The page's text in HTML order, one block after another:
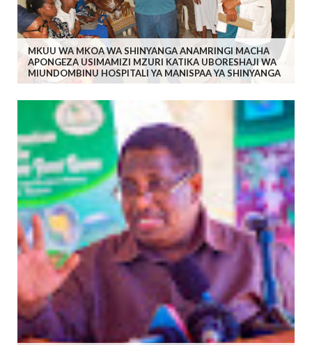
MKUU WA MKOA WA SHINYANGA ANAMRINGI MACHA
APONGEZA USIMAMIZI MZURI KATIKA UBORESHAJI WA
MIUNDOMBINU HOSPITALI YA MANISPAA YA SHINYANGA